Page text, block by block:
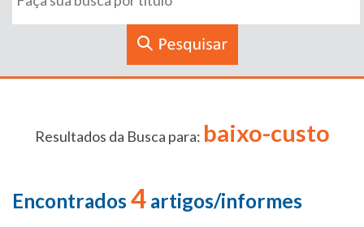
Resultados da Busca para: baixo-custo
Encontrados 4 artigos/informes